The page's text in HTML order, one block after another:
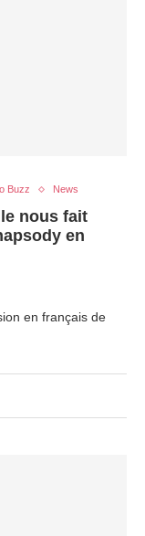
Buzz News
nous fait
en
en français de